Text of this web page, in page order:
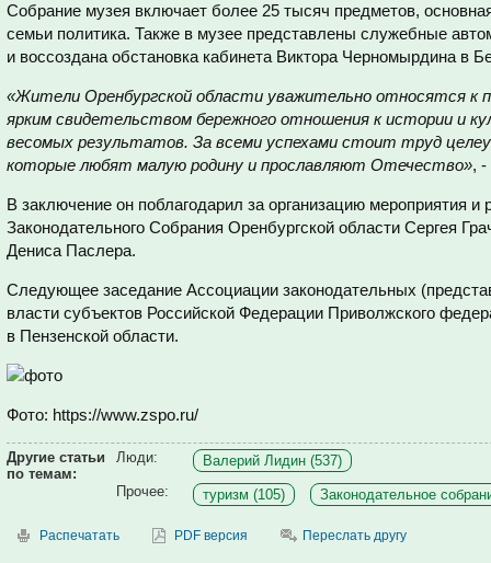
Собрание музея включает более 25 тысяч предметов,
семьи политика. Также в музее представлены служебные
и воссоздана обстановка кабинета Виктора Черномырдина в
«Жители Оренбургской области уважительно относятся к
ярким свидетельством бережного отношения к истории и
весомых результатов. За всеми успехами стоит труд
которые любят малую родину и прославляют Отечество»,
В заключение он поблагодарил за организацию мероприятия
Законодательного Собрания Оренбургской области Сергея
Дениса Паслера.
Следующее заседание Ассоциации законодательных
власти субъектов Российской Федерации Приволжского
в Пензенской области.
Фото: https://www.zspo.ru/
Другие статьи
по темам:
Люди:
Валерий Лидин (537)
Прочее:
туризм (105) Законодательное
Распечатать PDF версия Переслать другу